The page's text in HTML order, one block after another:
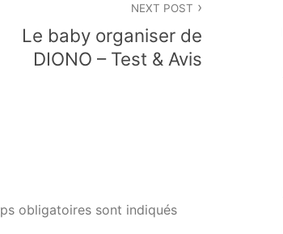
NEXT POST
Le baby organiser de
DIONO – Test & Avis
obligatoires sont indiqués